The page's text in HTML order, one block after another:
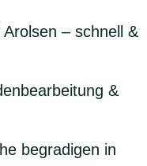
– schnell &
&
begradigen in